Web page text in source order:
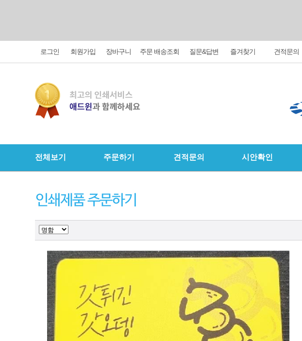
로그인 회원가입 장바구니 주문 배송조회 질문&답변 즐겨찾기 견적문의
전체보기 주문하기 견적문의 시안확인